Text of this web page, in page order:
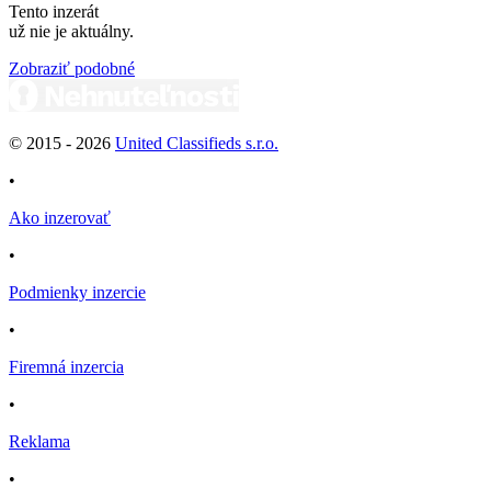
Tento inzerát
už nie je aktuálny.
Zobraziť podobné
© 2015 - 2026 United Classifieds s.r.o.
•
Ako inzerovať
•
Podmienky inzercie
•
Firemná inzercia
•
Reklama
•